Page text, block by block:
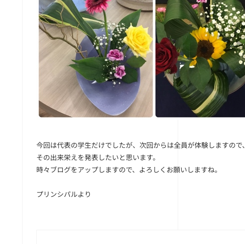
今回は代表の学生だけでしたが、次回からは全員が体験しますので、
その出来栄えを発表したいと思います。
時々ブログをアップしますので、よろしくお願いしますね。
プリンシパルより